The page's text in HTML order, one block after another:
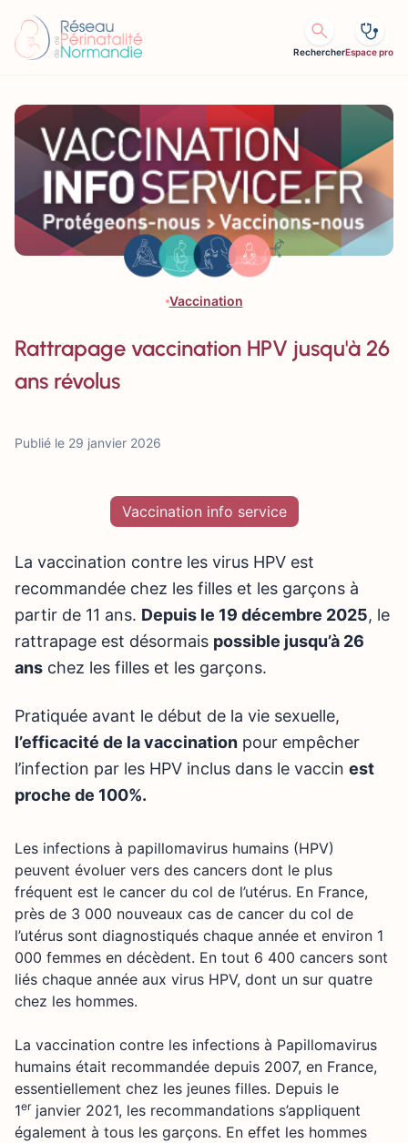
RechercherEspace pro
Vaccination
Rattrapage vaccination HPV jusqu'à 26
ans révolus
Publié le 29 janvier 2026
Vaccination info service
La vaccination contre les virus HPV est
recommandée chez les filles et les garçons à
partir de 11 ans. Depuis le 19 décembre 2025, le
rattrapage est désormais possible jusqu’à 26
ans chez les filles et les garçons.
Pratiquée avant le début de la vie sexuelle,
l’efficacité de la vaccination pour empêcher
l’infection par les HPV inclus dans le vaccin est
proche de 100%.
Les infections à papillomavirus humains (HPV)
peuvent évoluer vers des cancers dont le plus
fréquent est le cancer du col de l’utérus. En France,
près de 3 000 nouveaux cas de cancer du col de
l’utérus sont diagnostiqués chaque année et environ 1
000 femmes en décèdent. En tout 6 400 cancers sont
liés chaque année aux virus HPV, dont un sur quatre
chez les hommes.
La vaccination contre les infections à Papillomavirus
humains était recommandée depuis 2007, en France,
essentiellement chez les jeunes filles. Depuis le
1erjanvier 2021, les recommandations s’appliquent
également à tous les garçons. En effet les hommes